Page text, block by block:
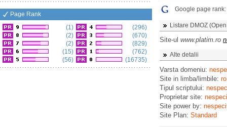
Page Rank
(1)
(2)
(2)
(15)
(56)
(296)
(670)
(829)
(762)
(16735)
Google page rank:
Listare DMOZ
Site-ul www.platim.ro
Alte detalii
Varsta domeniu:
Site in limba/limbile: ro
Tipul scriptului:
Proprietar site:
Site power by:
Site Plan: Standard